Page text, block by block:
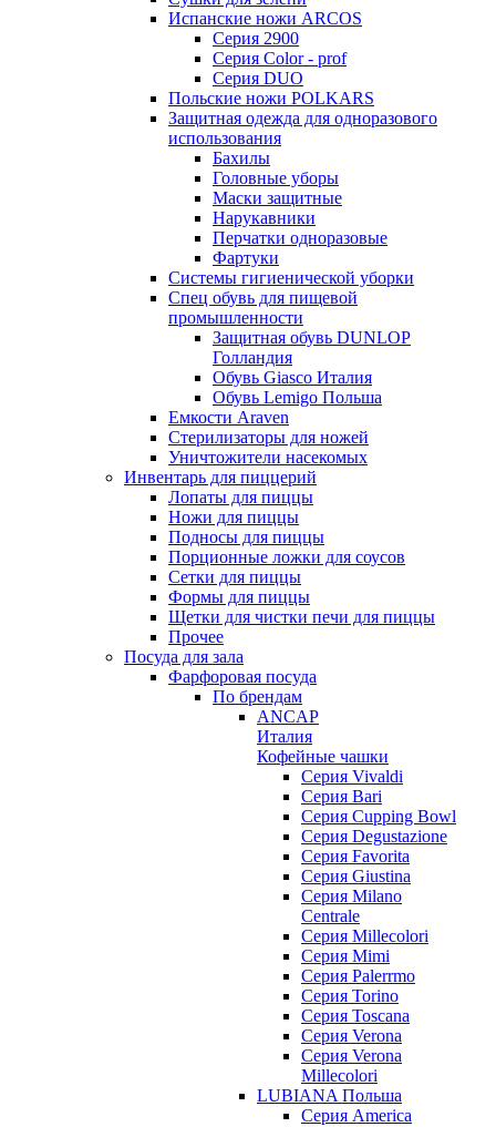
Испанские ножи ARCOS
Серия 2900
Серия Color - prof
Серия DUO
Польские ножи POLKARS
Защитная одежда для одноразового
использования
Бахилы
Головные уборы
Маски защитные
Нарукавники
Перчатки одноразовые
Фартуки
Системы гигиенической уборки
Спец обувь для пищевой
промышленности
Защитная обувь DUNLOP
Голландия
Обувь Giasco Италия
Обувь Lemigo Польша
Емкости Araven
Стерилизаторы для ножей
Уничтожители насекомых
Инвентарь для пиццерий
Лопаты для пиццы
Ножи для пиццы
Подносы для пиццы
Порционные ложки для соусов
Сетки для пиццы
Формы для пиццы
Щетки для чистки печи для пиццы
Прочее
Посуда для зала
Фарфоровая посуда
По брендам
ANCAP
Италия
Кофейные чашки
Cерия Vivaldi
Серия Bari
Серия Cupping Bowl
Серия Degustazione
Серия Favorita
Серия Giustina
Серия Milano
Centrale
Серия Millecolori
Серия Mimi
Серия Palerrmo
Серия Torino
Серия Toscana
Серия Verona
Серия Verona
Millecolori
LUBIANA Польша
Серия America